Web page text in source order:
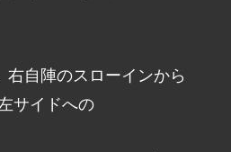
右自陣のスローインから
サイドへの